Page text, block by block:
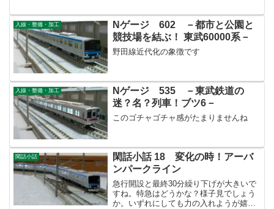
入線・整備・加工
Nゲージ 602 －都市と公園と
競技場を結ぶ！ 東武60000系－
野田線近代化の象徴です
入線・整備・加工
Nゲージ 535 －東武鉄道の
迷？名？列車！ブツ6－
このゴチャゴチャ感がたまりませんね
閑話小話
閑話小話 18 変化の時！アーバ
ンパークライン
急行開設と最終30分繰り下げが大きいで
すね。特急はどうかな？様子見でしょう
か。いずれにしても力の入れようが嬉し